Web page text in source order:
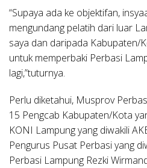
“Supaya ada ke objektifan,
mengundang pelatih dari luar
saya dan daripada Kabupaten/
untuk memperbaki Perbasi
lagi,”tuturnya.
Perlu diketahui, Musprov
15 Pengcab Kabupaten/Kota
KONI Lampung yang diwakili
Pengurus Pusat Perbasi yang
Perbasi Lampung Rezki